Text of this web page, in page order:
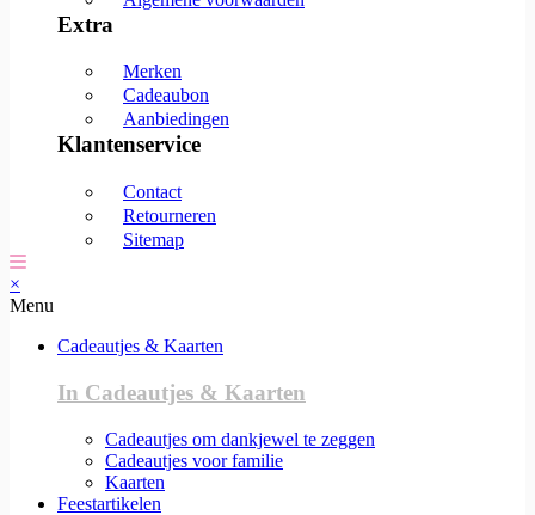
Extra
Merken
Cadeaubon
Aanbiedingen
Klantenservice
Contact
Retourneren
Sitemap
×
Menu
Cadeautjes & Kaarten
In Cadeautjes & Kaarten
Cadeautjes om dankjewel te zeggen
Cadeautjes voor familie
Kaarten
Feestartikelen